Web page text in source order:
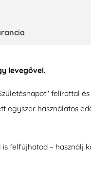
levegővel.
felirattal
használatos
felfújhatod – használj